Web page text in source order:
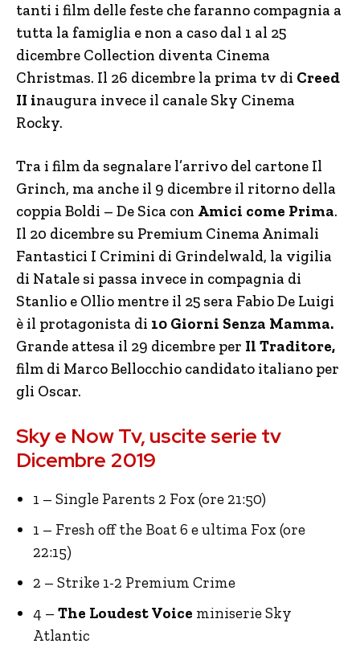
tanti i film delle feste che faranno compagnia a
tutta la famiglia e non a caso dal 1 al 25
dicembre Collection diventa Cinema
Christmas. Il 26 dicembre la prima tv di Creed
II inaugura invece il canale Sky Cinema
Rocky.
Tra i film da segnalare l’arrivo del cartone Il
Grinch, ma anche il 9 dicembre il ritorno della
coppia Boldi – De Sica con Amici come Prima.
Il 20 dicembre su Premium Cinema Animali
Fantastici I Crimini di Grindelwald, la vigilia
di Natale si passa invece in compagnia di
Stanlio e Ollio mentre il 25 sera Fabio De Luigi
è il protagonista di 10 Giorni Senza Mamma.
Grande attesa il 29 dicembre per Il Traditore,
film di Marco Bellocchio candidato italiano per
gli Oscar.
Sky e Now Tv, uscite serie tv
Dicembre 2019
1 – Single Parents 2 Fox (ore 21:50)
1 – Fresh off the Boat 6 e ultima Fox (ore
22:15)
2 – Strike 1-2 Premium Crime
4 – The Loudest Voice miniserie Sky
Atlantic